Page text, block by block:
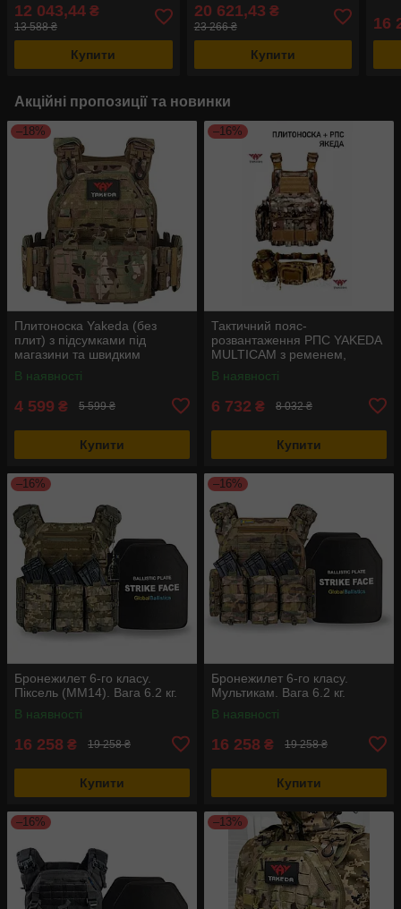
12 043,44 ₴
13 588 ₴
Купити
20 621,43 ₴
23 266 ₴
Купити
16
Акційні пропозиції та новинки
–18%
Плитоноска Yakeda (без
плит) з підсумками під
магазини та швидким
скиданням (Мультикам)
В наявності
4 599 ₴ 5 599 ₴
Купити
–16%
Тактичний пояс-
розвантаження РПС YAKEDA
MULTICAM з ременем,
підсумками та стропами
MOLLE Мультикам
В наявності
6 732 ₴ 8 032 ₴
Купити
–16%
Бронежилет 6-го класу.
Піксель (ММ14). Вага 6.2 кг.
В наявності
16 258 ₴ 19 258 ₴
Купити
–16%
Бронежилет 6-го класу.
Мультикам. Вага 6.2 кг.
В наявності
16 258 ₴ 19 258 ₴
Купити
–16% –13%